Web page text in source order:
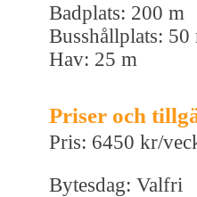
Badplats: 200 m
Busshållplats: 50
Hav: 25 m
Priser och
Pris: 6450 kr/
Bytesdag: Valfri